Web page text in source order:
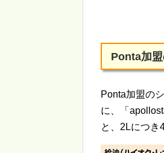
Ponta加
Ponta加盟の
に、「
と、2Lにつき